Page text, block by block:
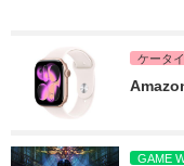
ケータ
GAME